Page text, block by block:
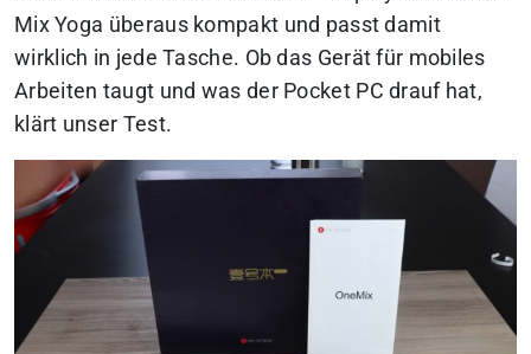
Mix Yoga überaus kompakt und passt damit
wirklich in jede Tasche. Ob das Gerät für mobiles
Arbeiten taugt und was der Pocket PC drauf hat,
klärt unser Test.